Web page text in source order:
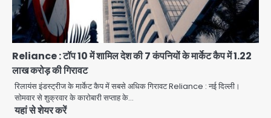
Reliance : टॉप 10 में शामिल देश की 7 कंपनियों के मार्केट कैप में 1.22
लाख करोड़ की गिरावट
रिलायंस इंडस्ट्रीज के मार्केट कैप में सबसे अधिक गिरावट Reliance : नई दिल्ली।
सोमवार से शुक्रवार के कारोबारी सप्ताह के…
यहां से शेयर करें